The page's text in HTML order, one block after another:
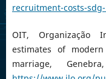
recruitment-costs-sdg-
OIT, Organização
estimates of
marriage,